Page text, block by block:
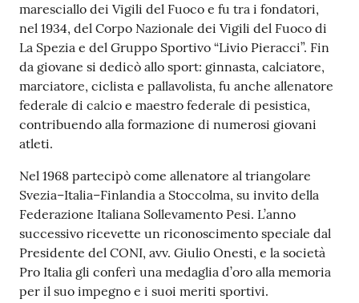
maresciallo dei Vigili del Fuoco e fu tra i fondatori,
nel 1934, del Corpo Nazionale dei Vigili del Fuoco di
La Spezia e del Gruppo Sportivo “Livio Pieracci”. Fin
da giovane si dedicò allo sport: ginnasta, calciatore,
marciatore, ciclista e pallavolista, fu anche allenatore
federale di calcio e maestro federale di pesistica,
contribuendo alla formazione di numerosi giovani
atleti.
Nel 1968 partecipò come allenatore al triangolare
Svezia–Italia–Finlandia a Stoccolma, su invito della
Federazione Italiana Sollevamento Pesi. L’anno
successivo ricevette un riconoscimento speciale dal
Presidente del CONI, avv. Giulio Onesti, e la società
Pro Italia gli conferì una medaglia d’oro alla memoria
per il suo impegno e i suoi meriti sportivi.